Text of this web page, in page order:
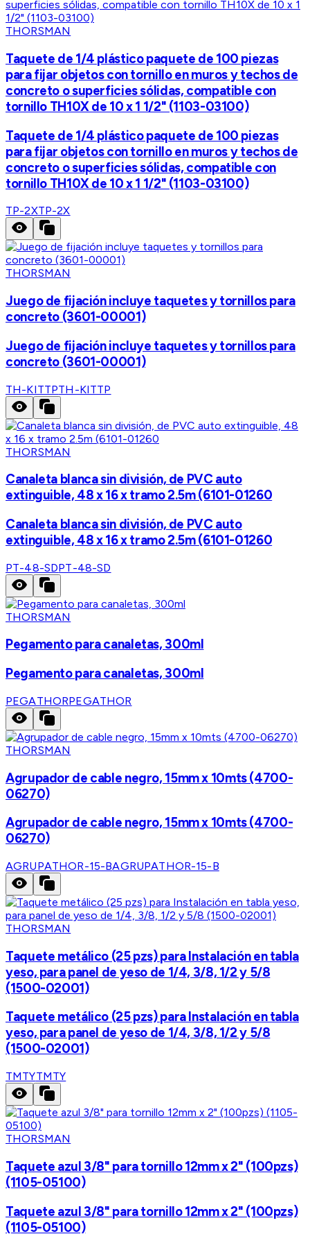
THORSMAN
Taquete de 1/4 plástico paquete de 100 piezas
para fijar objetos con tornillo en muros y techos de
concreto o superficies sólidas, compatible con
tornillo TH10X de 10 x 1 1/2" (1103-03100)
Taquete de 1/4 plástico paquete de 100 piezas
para fijar objetos con tornillo en muros y techos de
concreto o superficies sólidas, compatible con
tornillo TH10X de 10 x 1 1/2" (1103-03100)
TP-2XTP-2X
THORSMAN
Juego de fijación incluye taquetes y tornillos para
concreto (3601-00001)
Juego de fijación incluye taquetes y tornillos para
concreto (3601-00001)
TH-KITTPTH-KITTP
THORSMAN
Canaleta blanca sin división, de PVC auto
extinguible, 48 x 16 x tramo 2.5m (6101-01260
Canaleta blanca sin división, de PVC auto
extinguible, 48 x 16 x tramo 2.5m (6101-01260
PT-48-SDPT-48-SD
THORSMAN
Pegamento para canaletas, 300ml
Pegamento para canaletas, 300ml
PEGATHORPEGATHOR
THORSMAN
Agrupador de cable negro, 15mm x 10mts (4700-
06270)
Agrupador de cable negro, 15mm x 10mts (4700-
06270)
AGRUPATHOR-15-BAGRUPATHOR-15-B
THORSMAN
Taquete metálico (25 pzs) para Instalación en tabla
yeso, para panel de yeso de 1/4, 3/8, 1/2 y 5/8
(1500-02001)
Taquete metálico (25 pzs) para Instalación en tabla
yeso, para panel de yeso de 1/4, 3/8, 1/2 y 5/8
(1500-02001)
TMTYTMTY
THORSMAN
Taquete azul 3/8" para tornillo 12mm x 2" (100pzs)
(1105-05100)
Taquete azul 3/8" para tornillo 12mm x 2" (100pzs)
(1105-05100)